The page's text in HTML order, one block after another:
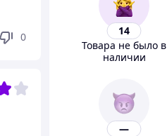
0
14
Товара не было в
наличии
—